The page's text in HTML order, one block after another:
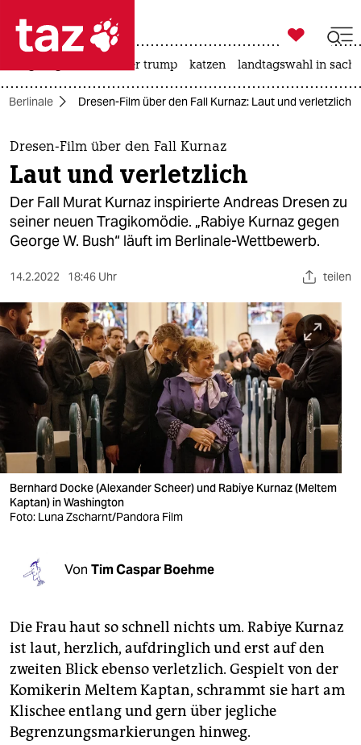
 taz zahl ich
taz zahl ich
themen
politik
öko
gesellschaft
sport
berlin
nord
wahrheit
verlag
verlag
shop
unterstützen
abo
genossenschaft
epaper login

taz zahl ich
usa unter trump katzen landtagswahl in
Berlinale Dresen-Film über den Fall Kurnaz: Laut und verletzlich
Dresen-Film über den Fall Kurnaz
Laut und verletzlich
Der Fall Murat Kurnaz inspirierte Andreas Dresen zu
seiner neuen Tragikomödie. „Rabiye Kurnaz gegen
George W. Bush“ läuft im Berlinale-Wettbewerb.
14.2.2022 18:46 Uhr teilen
Bernhard Docke (Alexander Scheer) und Rabiye Kurnaz (Meltem
Kaptan) in Washington
Foto: Luna Zscharnt/Pandora Film
Von Tim Caspar Boehme
Die Frau haut so schnell nichts um. Rabiye Kurnaz
ist laut, herzlich, aufdringlich und erst auf den
zweiten Blick ebenso verletzlich. Gespielt von der
Komikerin Meltem Kaptan, schrammt sie hart am
Klischee entlang und gern über jegliche
Begrenzungsmarkierungen hinweg.